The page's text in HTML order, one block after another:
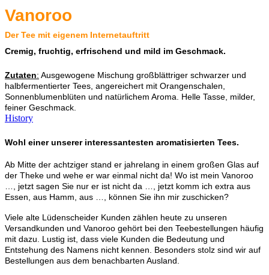
Vanoroo
Der Tee mit eigenem Internetauftritt
Cremig, fruchtig, erfrischend und mild im Geschmack.
Zutaten: Ausgewogene Mischung großblättriger schwarzer und
halbfermentierter Tees, angereichert mit Orangenschalen,
Sonnenblumenblüten und natürlichem Aroma. Helle Tasse, milder,
feiner Geschmack.
History
Wohl einer unserer interessantesten aromatisierten Tees.
Ab Mitte der achtziger stand er jahrelang in einem großen Glas auf
der Theke und wehe er war einmal nicht da! Wo ist mein Vanoroo
…, jetzt sagen Sie nur er ist nicht da …, jetzt komm ich extra aus
Essen, aus Hamm, aus …, können Sie ihn mir zuschicken?
Viele alte Lüdenscheider Kunden zählen heute zu unseren
Versandkunden und Vanoroo gehört bei den Teebestellungen häufig
mit dazu. Lustig ist, dass viele Kunden die Bedeutung und
Entstehung des Namens nicht kennen. Besonders stolz sind wir auf
Bestellungen aus dem benachbarten Ausland.